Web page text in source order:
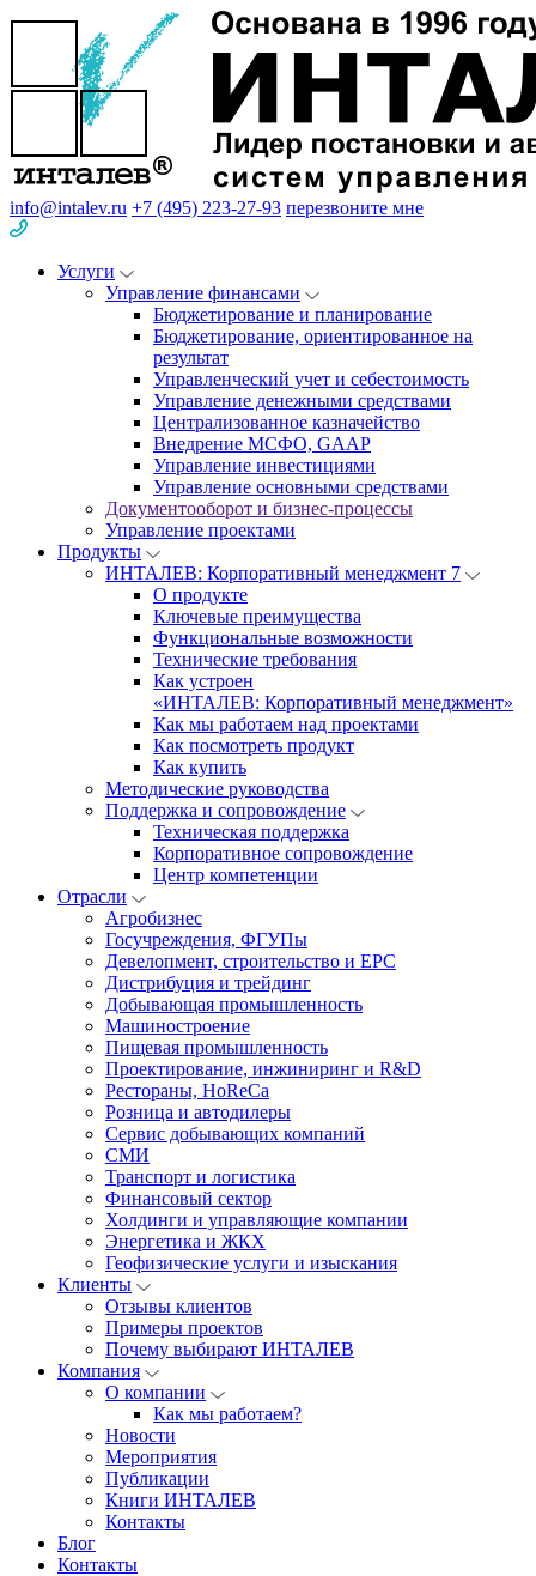
info@intalev.ru +7 (495) 223-27-93 перезвоните мне
Услуги
Управление финансами
Бюджетирование и планирование
Бюджетирование, ориентированное на
результат
Управленческий учет и себестоимость
Управление денежными средствами
Централизованное казначейство
Внедрение МСФО, GAAP
Управление инвестициями
Управление основными средствами
Документооборот и бизнес-процессы
Управление проектами
Продукты
ИНТАЛЕВ: Корпоративный менеджмент 7
О продукте
Ключевые преимущества
Функциональные возможности
Технические требования
Как устроен
«ИНТАЛЕВ: Корпоративный менеджмент»
Как мы работаем над проектами
Как посмотреть продукт
Как купить
Методические руководства
Поддержка и сопровождение
Техническая поддержка
Корпоративное сопровождение
Центр компетенции
Отрасли
Агробизнес
Госучреждения, ФГУПы
Девелопмент, строительство и EPC
Дистрибуция и трейдинг
Добывающая промышленность
Машиностроение
Пищевая промышленность
Проектирование, инжиниринг и R&D
Рестораны, HoReCa
Розница и автодилеры
Сервис добывающих компаний
СМИ
Транспорт и логистика
Финансовый сектор
Холдинги и управляющие компании
Энергетика и ЖКХ
Геофизические услуги и изыскания
Клиенты
Отзывы клиентов
Примеры проектов
Почему выбирают ИНТАЛЕВ
Компания
О компании
Как мы работаем?
Новости
Мероприятия
Публикации
Книги ИНТАЛЕВ
Контакты
Блог
Контакты